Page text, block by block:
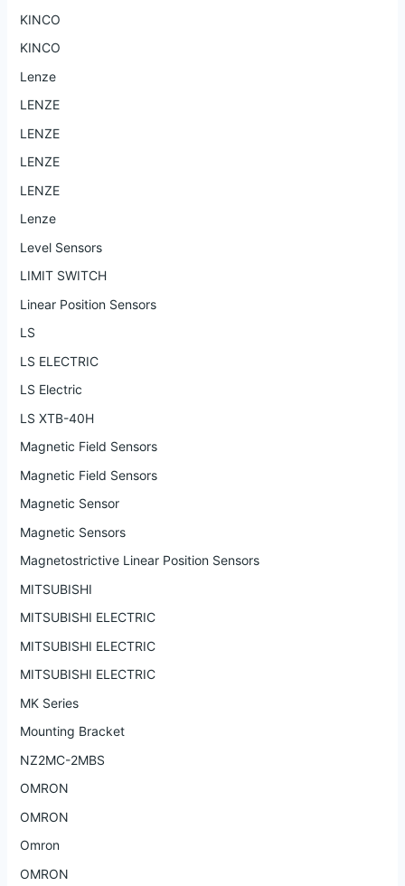
KINCO
KINCO
Lenze
LENZE
LENZE
LENZE
LENZE
Lenze
Level Sensors
LIMIT SWITCH
Linear Position Sensors
LS
LS ELECTRIC
LS Electric
LS XTB-40H
Magnetic Field Sensors
Magnetic Field Sensors
Magnetic Sensor
Magnetic Sensors
Magnetostrictive Linear Position Sensors
MITSUBISHI
MITSUBISHI ELECTRIC
MITSUBISHI ELECTRIC
MITSUBISHI ELECTRIC
MK Series
Mounting Bracket
NZ2MC-2MBS
OMRON
OMRON
Omron
OMRON